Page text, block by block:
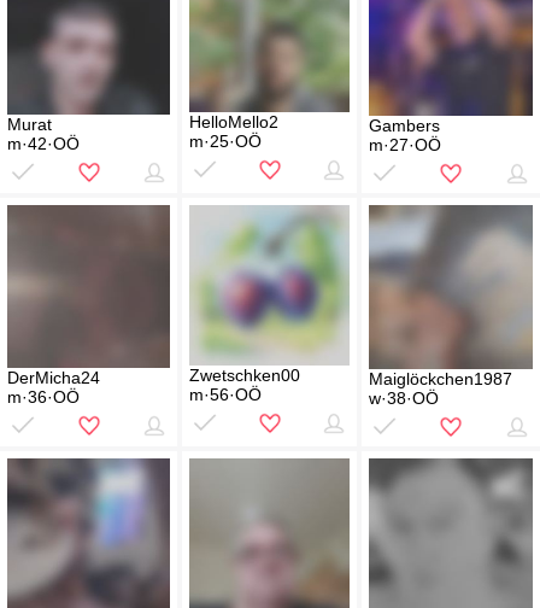
Murat
m·42·OÖ
HelloMello2
m·25·OÖ
Gambers
m·27·OÖ
DerMicha24
m·36·OÖ
Zwetschken00
m·56·OÖ
Maiglöckchen1987
w·38·OÖ